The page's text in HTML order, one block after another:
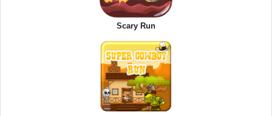
Scary Run